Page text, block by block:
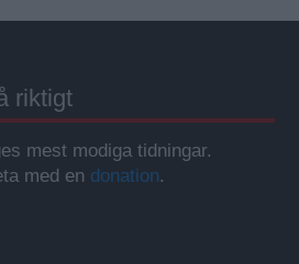
riktigt
mest modiga tidningar.
med en donation.